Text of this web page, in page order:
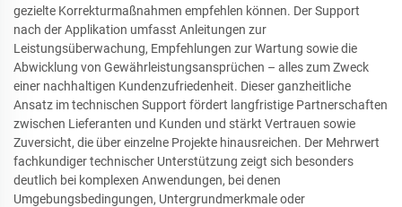
gezielte Korrekturmaßnahmen empfehlen können. Der Support
nach der Applikation umfasst Anleitungen zur
Leistungsüberwachung, Empfehlungen zur Wartung sowie die
Abwicklung von Gewährleistungsansprüchen – alles zum Zweck
einer nachhaltigen Kundenzufriedenheit. Dieser ganzheitliche
Ansatz im technischen Support fördert langfristige Partnerschaften
zwischen Lieferanten und Kunden und stärkt Vertrauen sowie
Zuversicht, die über einzelne Projekte hinausreichen. Der Mehrwert
fachkundiger technischer Unterstützung zeigt sich besonders
deutlich bei komplexen Anwendungen, bei denen
Umgebungsbedingungen, Untergrundmerkmale oder